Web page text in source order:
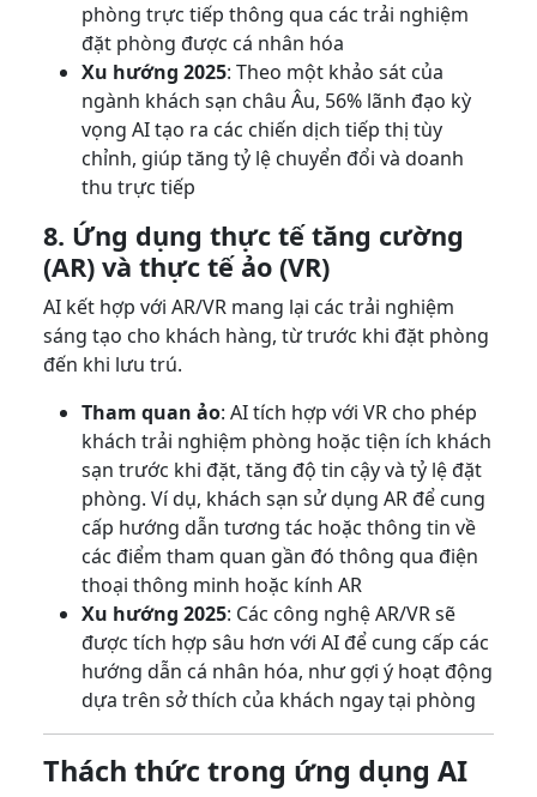
phòng trực tiếp thông qua các trải nghiệm
đặt phòng được cá nhân hóa
Xu hướng 2025: Theo một khảo sát của
ngành khách sạn châu Âu, 56% lãnh đạo kỳ
vọng AI tạo ra các chiến dịch tiếp thị tùy
chỉnh, giúp tăng tỷ lệ chuyển đổi và doanh
thu trực tiếp
8. Ứng dụng thực tế tăng cường
(AR) và thực tế ảo (VR)
AI kết hợp với AR/VR mang lại các trải nghiệm
sáng tạo cho khách hàng, từ trước khi đặt phòng
đến khi lưu trú.
Tham quan ảo: AI tích hợp với VR cho phép
khách trải nghiệm phòng hoặc tiện ích khách
sạn trước khi đặt, tăng độ tin cậy và tỷ lệ đặt
phòng. Ví dụ, khách sạn sử dụng AR để cung
cấp hướng dẫn tương tác hoặc thông tin về
các điểm tham quan gần đó thông qua điện
thoại thông minh hoặc kính AR
Xu hướng 2025: Các công nghệ AR/VR sẽ
được tích hợp sâu hơn với AI để cung cấp các
hướng dẫn cá nhân hóa, như gợi ý hoạt động
dựa trên sở thích của khách ngay tại phòng
Thách thức trong ứng dụng AI